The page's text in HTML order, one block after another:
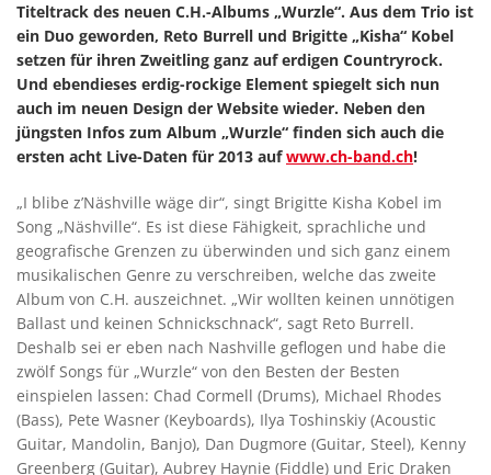
Titeltrack des neuen C.H.-Albums „Wurzle“. Aus dem Trio ist
ein Duo geworden, Reto Burrell und Brigitte „Kisha“ Kobel
setzen für ihren Zweitling ganz auf erdigen Countryrock.
Und ebendieses erdig-rockige Element spiegelt sich nun
auch im neuen Design der Website wieder. Neben den
jüngsten Infos zum Album „Wurzle“ finden sich auch die
ersten acht Live-Daten für 2013 aufwww.ch-band.ch!
„I blibe z’Näshville wäge dir“, singt Brigitte Kisha Kobel im
Song „Näshville“. Es ist diese Fähigkeit, sprachliche und
geografische Grenzen zu überwinden und sich ganz einem
musikalischen Genre zu verschreiben, welche das zweite
Album von C.H. auszeichnet. „Wir wollten keinen unnötigen
Ballast und keinen Schnickschnack“, sagt Reto Burrell.
Deshalb sei er eben nach Nashville geflogen und habe die
zwölf Songs für „Wurzle“ von den Besten der Besten
einspielen lassen: Chad Cormell (Drums), Michael Rhodes
(Bass), Pete Wasner (Keyboards), Ilya Toshinskiy (Acoustic
Guitar, Mandolin, Banjo), Dan Dugmore (Guitar, Steel), Kenny
Greenberg (Guitar), Aubrey Haynie (Fiddle) und Eric Draken